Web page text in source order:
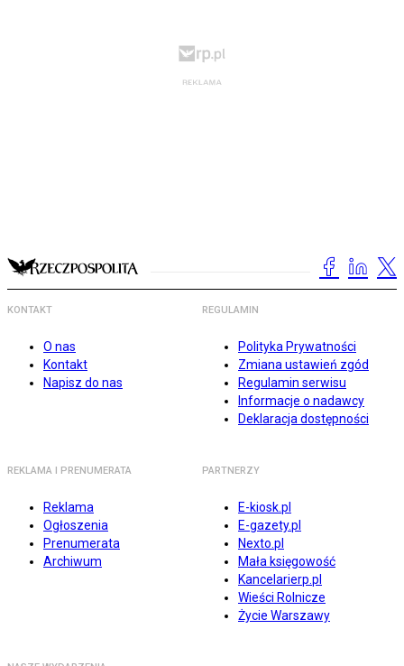
KONTAKT
O nas
Kontakt
Napisz do nas
REGULAMIN
Polityka Prywatności
Zmiana ustawień zgód
Regulamin serwisu
Informacje o nadawcy
Deklaracja dostępności
REKLAMA I PRENUMERATA
Reklama
Ogłoszenia
Prenumerata
Archiwum
PARTNERZY
E-kiosk.pl
E-gazety.pl
Nexto.pl
Mała księgowość
Kancelarierp.pl
Wieści Rolnicze
Życie Warszawy